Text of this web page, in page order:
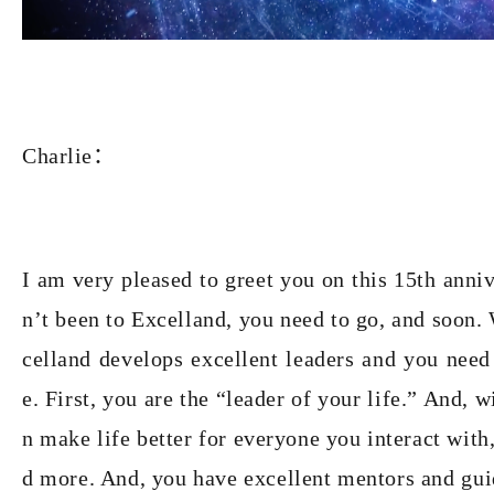
Charlie：
I am very pleased to greet you on this 15th
n’t been to Excelland, you need to go, and soon.
celland develops excellent leaders and you
e. First, you are the “leader of your life.” And,
n make life better for everyone you interact
d more. And, you have excellent mentors and